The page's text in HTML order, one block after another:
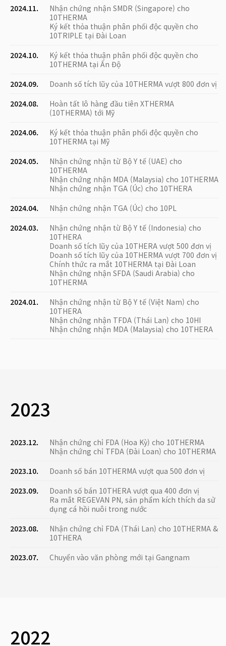
2024.11.
Nhận chứng nhận SMDR (Singapore) cho
10THERMA
Ký kết thỏa thuận phân phối độc quyền cho
10TRIPLE tại Đài Loan
2024.10.
Ký kết thỏa thuận phân phối độc quyền cho
10THERMA tại Ấn Độ
2024.09.
Doanh số tích lũy của 10THERMA vượt 800 đơn vị
2024.08.
Hoàn tất lô hàng đầu tiên XTHERMA
(10THERMA) tới Mỹ
2024.06.
Ký kết thỏa thuận phân phối độc quyền cho
10THERMA tại Mỹ
2024.05.
Nhận chứng nhận từ Bộ Y tế (UAE) cho
10THERMA
Nhận chứng nhận MDA (Malaysia) cho 10THERMA
Nhận chứng nhận TGA (Úc) cho 10THERA
2024.04.
Nhận chứng nhận TGA (Úc) cho 10PL
2024.03.
Nhận chứng nhận từ Bộ Y tế (Indonesia) cho
10THERA
Doanh số tích lũy của 10THERA vượt 500 đơn vị
Doanh số tích lũy của 10THERMA vượt 700 đơn vị
Chính thức ra mắt 10THERMA tại Đài Loan
Nhận chứng nhận SFDA (Saudi Arabia) cho
10THERMA
2024.01.
Nhận chứng nhận từ Bộ Y tế (Việt Nam) cho
10THERA
Nhận chứng nhận TFDA (Thái Lan) cho 10HI
Nhận chứng nhận MDA (Malaysia) cho 10THERA
2023
2023.12.
Nhận chứng chỉ FDA (Hoa Kỳ) cho 10THERMA
Nhận chứng chỉ TFDA (Đài Loan) cho 10THERMA
2023.10.
Doanh số bán 10THERMA vượt qua 500 đơn vị
2023.09.
Doanh số bán 10THERA vượt qua 400 đơn vị
Ra mắt REGEVAN PN, sản phẩm kích thích da sử
dụng cá hồi nuôi trong nước
2023.08.
Nhận chứng chỉ FDA (Thái Lan) cho 10THERMA &
10THERA
2023.07.
Chuyển vào văn phòng mới tại Gangnam
2022